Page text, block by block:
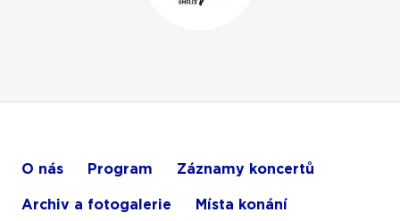
O nás Program Záznamy koncertů
Archiv a fotogalerie Místa konání